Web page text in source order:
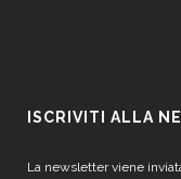
ISCRIVITI ALLA
La newsletter viene